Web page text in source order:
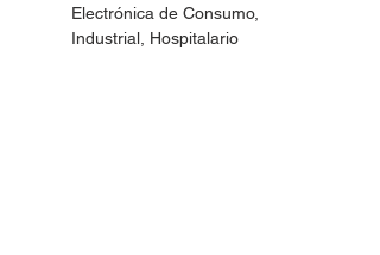
Electrónica de Consumo,
Industrial, Hospitalario